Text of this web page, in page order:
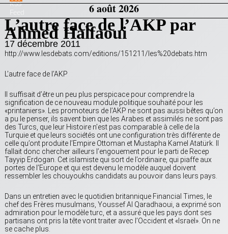
RSS
6 août 2026
L’autre face de l’AKP par
Ahmed Halfaoui
17 décembre 2011
http://www.lesdebats.com/editions/151211/les%20debats.htm
L’autre face de l’AKP
Il suffisait d’être un peu plus perspicace pour comprendre la
signification de ce nouveau module politique souhaité pour les
«printaniers». Les promoteurs de l’AKP ne sont pas aussi bêtes qu’on
a pu le penser, ils savent bien que les Arabes et assimilés ne sont pas
des Turcs, que leur Histoire n’est pas comparable à celle de la
Turquie et que leurs sociétés ont une configuration très différente de
celle qu’ont produite l’Empire Ottoman et Mustapha Kamel Atatürk. Il
fallait donc chercher ailleurs l’engouement pour le parti de Recep
Tayyip Erdogan. Cet islamiste qui sort de l’ordinaire, qui piaffe aux
portes de l’Europe et qui est devenu le modèle auquel doivent
ressembler les chouyoukhs candidats au pouvoir dans leurs pays.
Dans un entretien avec le quotidien britannique Financial Times, le
chef des Frères musulmans, Youssef Al Qaradhaoui, a exprimé son
admiration pour le modèle turc, et a assuré que les pays dont ses
partisans ont pris la tête vont traiter avec l’Occident et «Israël». On ne
se cache plus.